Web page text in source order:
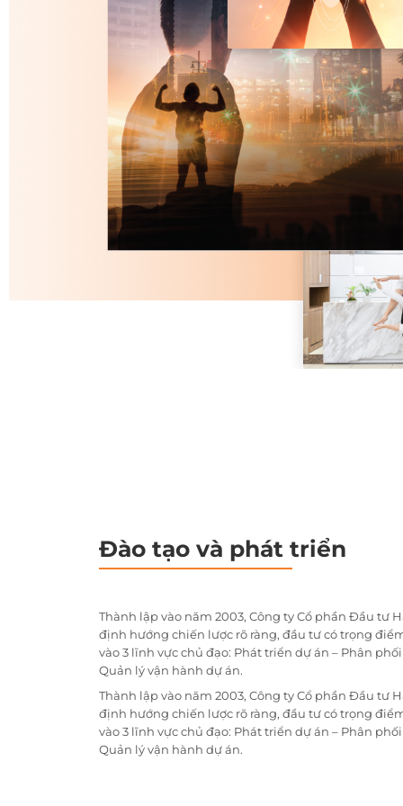
Đào tạo và phát triển
Thành lập vào năm 2003, Công ty Cổ phần Đầu tư
định hướng chiến lược rõ ràng, đầu tư có trọng
vào 3 lĩnh vực chủ đạo: Phát triển dự án – Phân
Quản lý vận hành dự án.
Thành lập vào năm 2003, Công ty Cổ phần Đầu tư
định hướng chiến lược rõ ràng, đầu tư có trọng
vào 3 lĩnh vực chủ đạo: Phát triển dự án – Phân
Quản lý vận hành dự án.